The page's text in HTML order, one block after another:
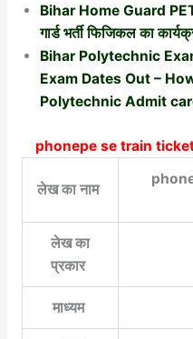
Bihar Home Guard
गार्ड भर्ती फिजिकल का
Bihar Polytechnic
Exam Dates Out –
Polytechnic Admit
phonepe se train
लेख का नाम
लेख का
प्रकार
माध्यम